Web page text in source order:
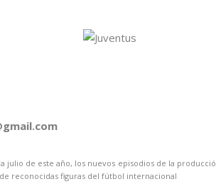
julio de este año, los nuevos episodios de la
reconocidas figuras del fútbol internacional